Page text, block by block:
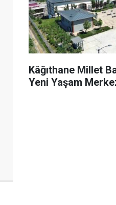
Kâğıthane Millet
Yeni Yaşam